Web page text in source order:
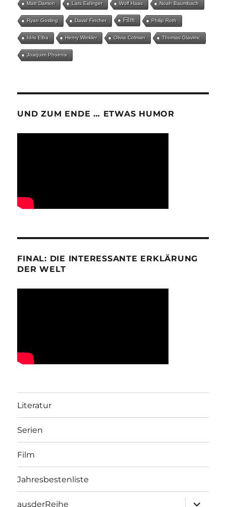
Matt Damon Lars Eidinger Wolf Haas Noah Baumbach
Ryan Gosling David Fincher Film Philip Roth
Idris Elba Henry Winkler Olivia Colman Thomas Glavinic
Joaquim Phoenix
UND ZUM ENDE … ETWAS HUMOR
FINAL: DIE INTERESSANTE ERKLÄRUNG
DER WELT
Literatur
Serien
Film
Jahresbestenliste
ausderReihe